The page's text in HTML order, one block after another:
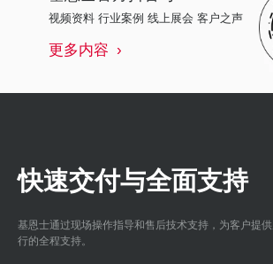
视频资料 行业案例 线上展会 客户之声
更多内容
快速交付与全面支持
基恩士通过现场操作指导和售后技术支持，为客户提
行的全程支持。